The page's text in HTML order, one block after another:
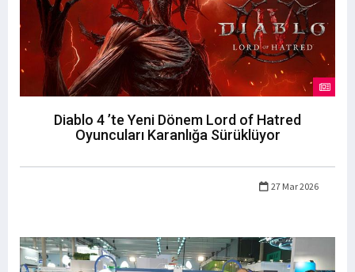
Diablo 4 ’te Yeni Dönem Lord of Hatred
Oyuncuları Karanlığa Sürüklüyor
27 Mar 2026